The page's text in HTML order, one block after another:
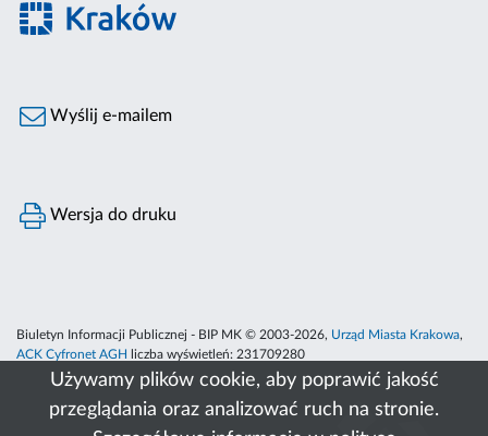
Używamy plików cookie, aby poprawić jakość
przeglądania oraz analizować ruch na stronie.
Wyślij e-mailem
Wersja do druku
Biuletyn Informacji Publicznej - BIP MK © 2003-2026, Urząd Miasta Krakowa,
ACK Cyfronet AGH
liczba wyświetleń: 231709280